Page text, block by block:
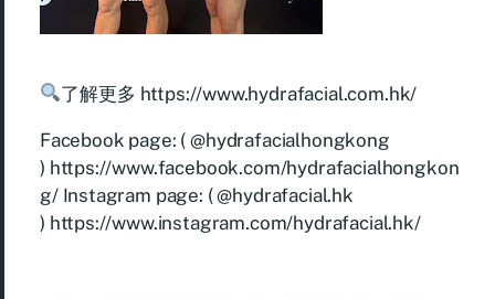
了解更多 https://www.hydrafacial.com.hk/
Facebook page: ( @hydrafacialhongkong
) https://www.facebook.com/hydrafacialhongkon
g/Instagram page: ( @hydrafacial.hk
) https://www.instagram.com/hydrafacial.hk/